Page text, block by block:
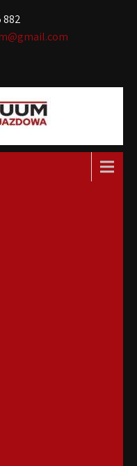
882